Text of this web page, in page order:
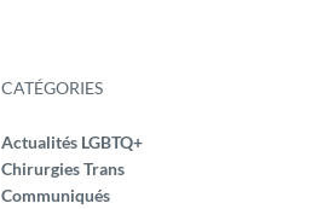
CATÉGORIES
Actualités LGBTQ+
Chirurgies Trans
Communiqués